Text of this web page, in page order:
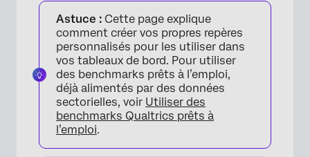
Astuce : Cette page explique
comment créer vos propres repères
personnalisés pour les utiliser dans
vos tableaux de bord. Pour utiliser
des benchmarks prêts à l’emploi,
déjà alimentés par des données
sectorielles, voir Utiliser des
benchmarks Qualtrics prêts à
l’emploi.